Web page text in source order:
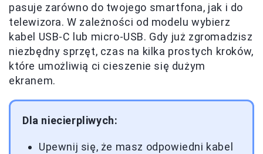
pasuje zarówno do twojego smartfona, jak i do
telewizora. W zależności od modelu wybierz
kabel USB-C lub micro-USB. Gdy już zgromadzisz
niezbędny sprzęt, czas na kilka prostych kroków,
które umożliwią ci cieszenie się dużym
ekranem.
Dla niecierpliwych:
Upewnij się, że masz odpowiedni kabel